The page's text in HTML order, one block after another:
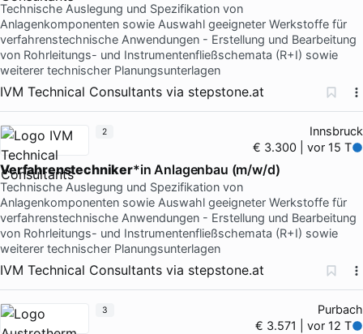
Technische Auslegung und Spezifikation von
Anlagenkomponenten sowie Auswahl geeigneter Werkstoffe für
verfahrenstechnische Anwendungen - Erstellung und Bearbeitung
von Rohrleitungs- und Instrumentenfließschemata (R+I) sowie
weiterer technischer Planungsunterlagen
IVM Technical Consultants via stepstone.at
Innsbruck
€ 3.300 | vor 15 T
Verfahrenstechniker*in Anlagenbau (m/w/d)
Technische Auslegung und Spezifikation von
Anlagenkomponenten sowie Auswahl geeigneter Werkstoffe für
verfahrenstechnische Anwendungen - Erstellung und Bearbeitung
von Rohrleitungs- und Instrumentenfließschemata (R+I) sowie
weiterer technischer Planungsunterlagen
IVM Technical Consultants via stepstone.at
2
Purbach
€ 3.571 | vor 12 T
3